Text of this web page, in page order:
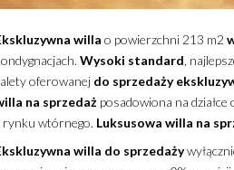
willa o powierzchni 213 m2
Wysoki standard,
oferowanej do sprzedaży
na sprzedażposadowiona na
rynku wtórnego. Luksusowa willa na
willa do sprzedaży